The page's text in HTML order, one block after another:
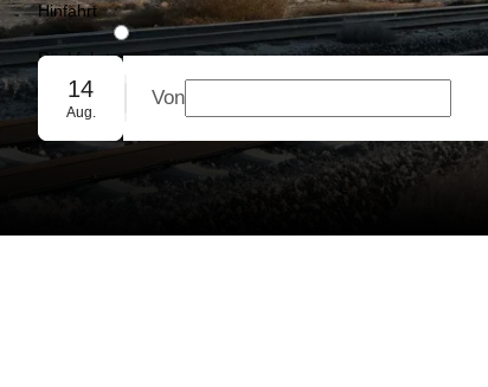
Hinfahrt
Rückfahrt
Gruppenbuchung
14
Aug.
Von